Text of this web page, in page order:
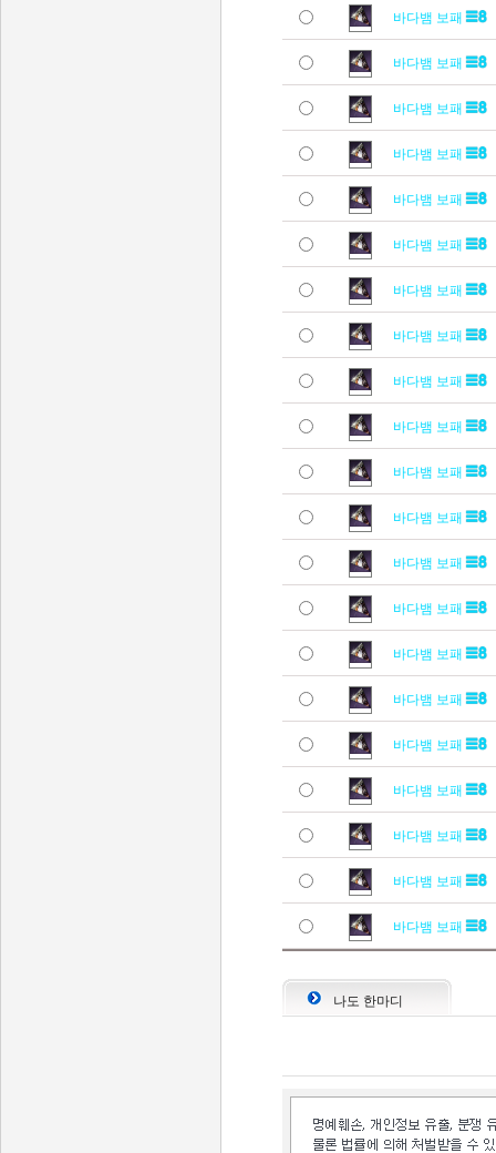
바다뱀 보패
바다뱀 보패
바다뱀 보패
바다뱀 보패
바다뱀 보패
바다뱀 보패
바다뱀 보패
바다뱀 보패
바다뱀 보패
바다뱀 보패
바다뱀 보패
바다뱀 보패
바다뱀 보패
바다뱀 보패
바다뱀 보패
바다뱀 보패
바다뱀 보패
바다뱀 보패
바다뱀 보패
바다뱀 보패
바다뱀 보패
나도 한마디